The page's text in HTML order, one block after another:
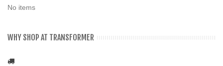
No items
WHY SHOP AT TRANSFORMER